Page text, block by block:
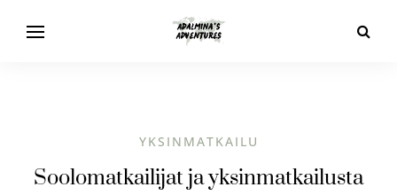
YKSINMATKAILU
Soolomatkailijat ja yksinmatkailusta